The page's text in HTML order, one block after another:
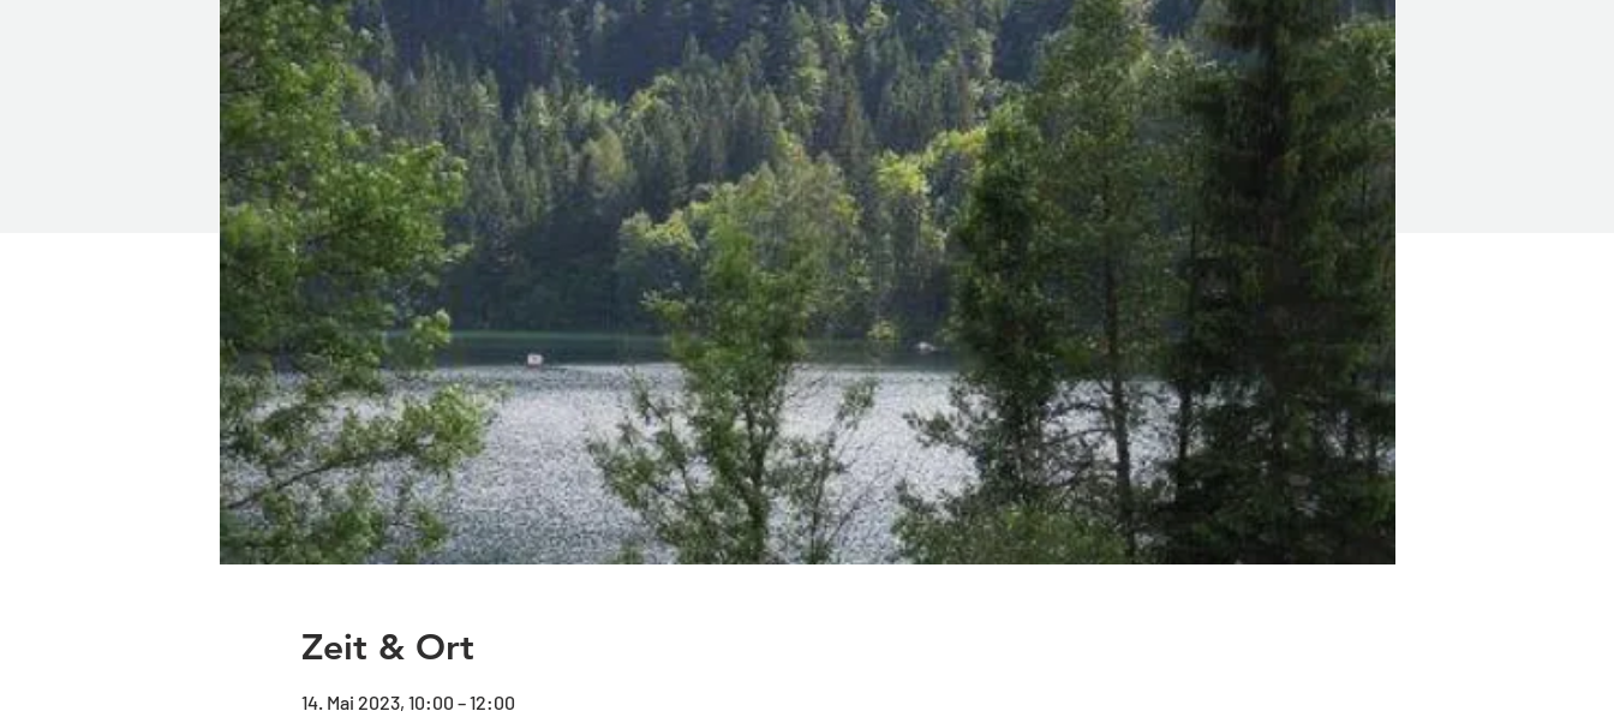
Zeit & Ort
14. Mai 2023, 10:00 – 12:00